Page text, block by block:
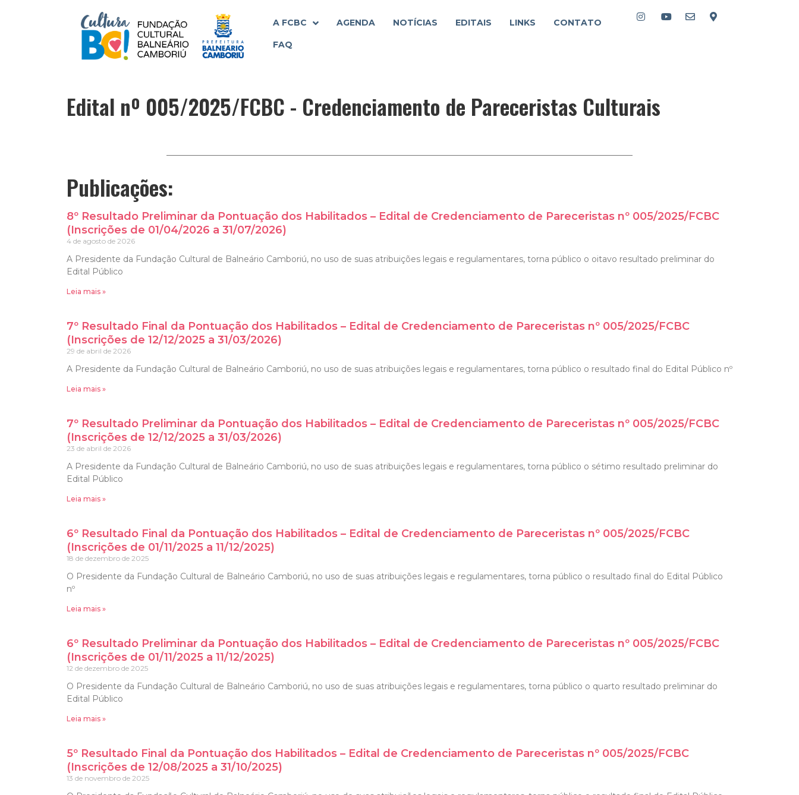
A FCBC AGENDA NOTÍCIAS EDITAIS LINKS CONTATO
FAQ
Edital nº 005/2025/FCBC - Credenciamento de Pareceristas Culturais
Publicações:
8º Resultado Preliminar da Pontuação dos Habilitados – Edital de Credenciamento de Pareceristas nº 005/2025/FCBC
(Inscrições de 01/04/2026 a 31/07/2026)
4 de agosto de 2026
A Presidente da Fundação Cultural de Balneário Camboriú, no uso de suas atribuições legais e regulamentares, torna público o oitavo resultado preliminar do
Edital Público
Leia mais »
7º Resultado Final da Pontuação dos Habilitados – Edital de Credenciamento de Pareceristas nº 005/2025/FCBC
(Inscrições de 12/12/2025 a 31/03/2026)
29 de abril de 2026
A Presidente da Fundação Cultural de Balneário Camboriú, no uso de suas atribuições legais e regulamentares, torna público o resultado final do Edital Público nº
Leia mais »
7º Resultado Preliminar da Pontuação dos Habilitados – Edital de Credenciamento de Pareceristas nº 005/2025/FCBC
(Inscrições de 12/12/2025 a 31/03/2026)
23 de abril de 2026
A Presidente da Fundação Cultural de Balneário Camboriú, no uso de suas atribuições legais e regulamentares, torna público o sétimo resultado preliminar do
Edital Público
Leia mais »
6º Resultado Final da Pontuação dos Habilitados – Edital de Credenciamento de Pareceristas nº 005/2025/FCBC
(Inscrições de 01/11/2025 a 11/12/2025)
18 de dezembro de 2025
O Presidente da Fundação Cultural de Balneário Camboriú, no uso de suas atribuições legais e regulamentares, torna público o resultado final do Edital Público
nº
Leia mais »
6º Resultado Preliminar da Pontuação dos Habilitados – Edital de Credenciamento de Pareceristas nº 005/2025/FCBC
(Inscrições de 01/11/2025 a 11/12/2025)
12 de dezembro de 2025
O Presidente da Fundação Cultural de Balneário Camboriú, no uso de suas atribuições legais e regulamentares, torna público o quarto resultado preliminar do
Edital Público
Leia mais »
5º Resultado Final da Pontuação dos Habilitados – Edital de Credenciamento de Pareceristas nº 005/2025/FCBC
(Inscrições de 12/08/2025 a 31/10/2025)
13 de novembro de 2025